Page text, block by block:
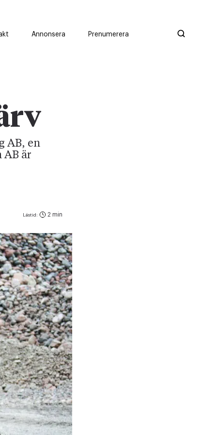
Annonsera Prenumerera
AB, en
är
Lästid: 2 min